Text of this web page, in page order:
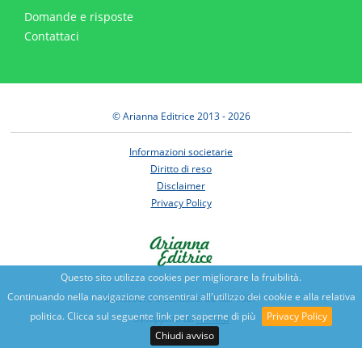
Questo sito utilizza cookies per migliorare la fruibilità.
Continuando nella navigazione consentirai all'utilizzo dei cookie e alla relativa
politica. Clicca sul seguente link per saperne di più
Privacy Policy
Chiudi avviso
Domande e risposte
Contattaci
© Arianna Editrice 2013 - 2026
Informazioni societarie
Diritto di reso
Disclaimer
Privacy Policy
Benessere e conoscenza dal 1987
Sviluppato daNimaia